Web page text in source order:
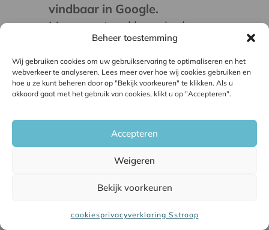
Beheer toestemming
Wij gebruiken cookies om uw gebruikservaring te optimaliseren en het
webverkeer te analyseren. Lees meer over hoe wij cookies gebruiken en
hoe u ze kunt beheren door op "Bekijk voorkeuren" te klikken. Als u
akkoord gaat met het gebruik van cookies, klikt u op "Accepteren".
Accepteren
Weigeren
Bekijk voorkeuren
cookiesprivacyverklaring Sstroop
vindbaar in Google.
Maar eerst wel hoog in de
zoekresultaten stond. Het kan zijn
dat die content gezakt is omdat de
inhoud veranderd is. Het kan ook
zijn dat je afgetroefd wordt door
content en de positie in Google
belangrijk voor je contentdoelen,
dan heeft die verbetering nodig.
Content die net niet op de eerste
pagina met zoekresultaten staat.